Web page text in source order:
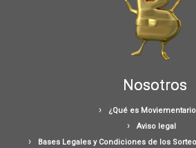
Nosotros
¿Qué es
Aviso legal
Bases Legales y Condiciones de los